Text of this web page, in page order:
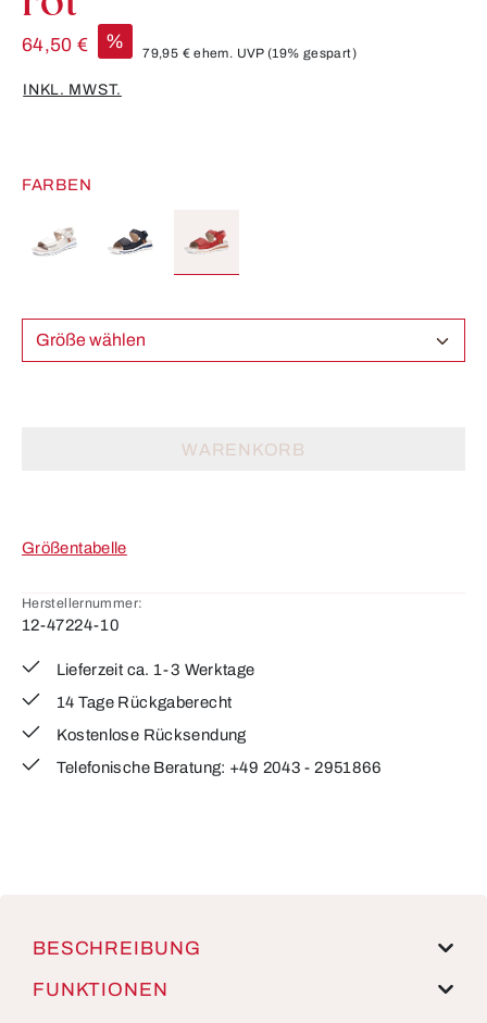
64,50 € %
79,95 €ehem. UVP(19% gespart)
INKL. MWST.
FARBEN
Größe wählen
WARENKORB
Größentabelle
Herstellernummer:
12-47224-10
Lieferzeit ca. 1-3 Werktage
14 Tage Rückgaberecht
Kostenlose Rücksendung
Telefonische Beratung: +49 2043 - 2951866
BESCHREIBUNG
FUNKTIONEN